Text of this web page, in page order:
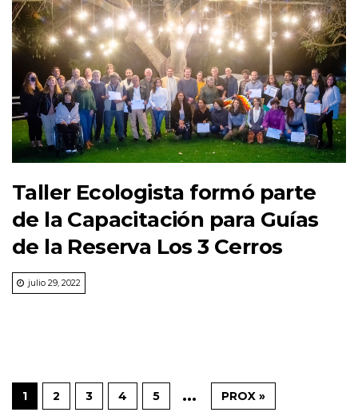
Taller Ecologista formó parte
de la Capacitación para Guías
de la Reserva Los 3 Cerros
julio 29, 2022
1 2 3 4 5 ... PROX »